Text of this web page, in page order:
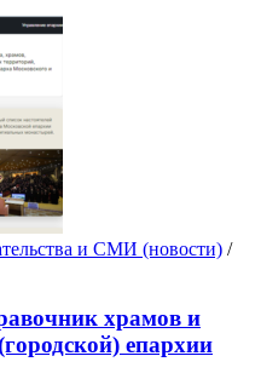
и СМИ (новости) /
храмов и
епархии